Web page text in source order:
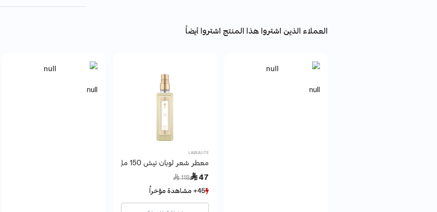
العملاء الذين اشتروا هذا المنتج اشتروا أيضاً
null
LABEAUTE
معطر شعر لوبان نيش 150 مل لابوتيه دي لامور
 47
Price reduced from
 118
to
45+ مشاهدة مؤخراً
9+ بيع مؤخراً
45+ مشاهدة مؤخراً
9+ بيع مؤخراً
null